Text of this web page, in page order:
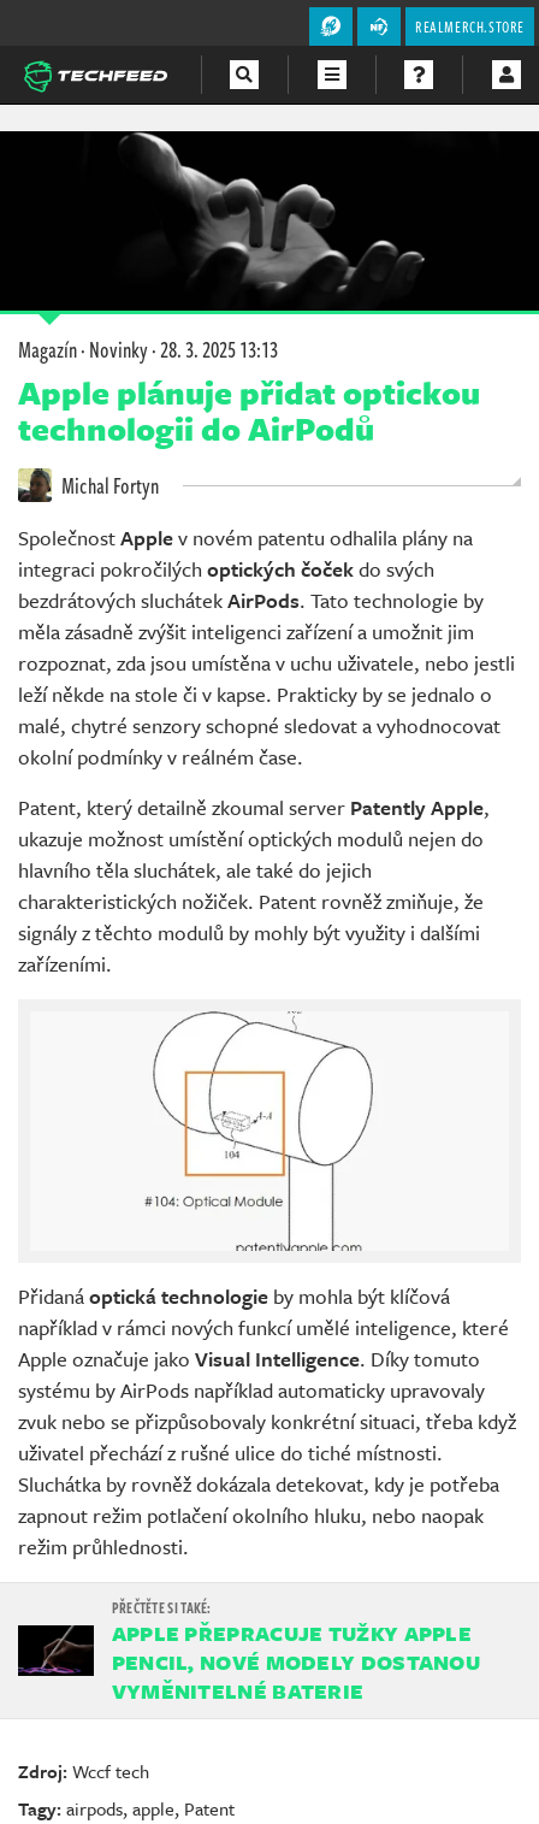
REALMERCH.STORE
Magazín·Novinky·28. 3. 2025 13:13
Apple plánuje přidat optickou
technologii do AirPodů
Michal Fortyn
SpolečnostApplev novém patentu odhalila plány na
integraci pokročilých optických čočekdo svých
bezdrátových sluchátekAirPods. Tato technologie by
měla zásadně zvýšit inteligenci zařízení a umožnit jim
rozpoznat, zda jsou umístěna v uchu uživatele, nebo jestli
leží někde na stole či v kapse. Prakticky by se jednalo o
malé, chytré senzory schopné sledovat a vyhodnocovat
okolní podmínky v reálném čase.
Patent, který detailně zkoumal server Patently Apple,
ukazuje možnost umístění optických modulů nejen do
hlavního těla sluchátek, ale také do jejich
charakteristických nožiček. Patent rovněž zmiňuje, že
signály z těchto modulů by mohly být využity i dalšími
zařízeními.
Přidanáoptická technologie by mohla být klíčová
například v rámci nových funkcí umělé inteligence, které
Apple označuje jako Visual Intelligence. Díky tomuto
systému by AirPods například automaticky upravovaly
zvuk nebo se přizpůsobovaly konkrétní situaci, třeba když
uživatel přechází z rušné ulice do tiché místnosti.
Sluchátka by rovněž dokázala detekovat, kdy je potřeba
zapnout režim potlačení okolního hluku, nebo naopak
režim průhlednosti.
APPLE PŘEPRACUJE TUŽKY APPLE
PENCIL, NOVÉ MODELY DOSTANOU
VYMĚNITELNÉ BATERIE
Zdroj:Wccf tech
Tagy:airpods,apple, Patent